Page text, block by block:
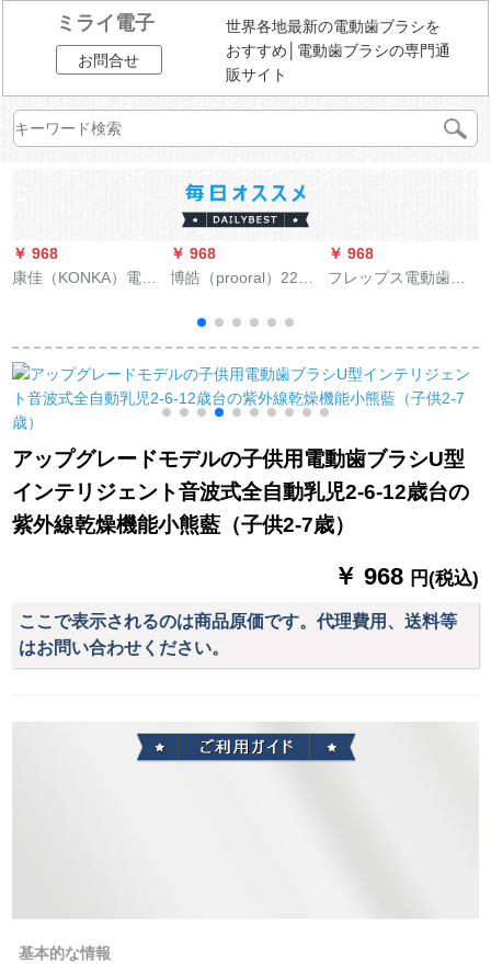
ミライ電子
お問合せ
世界各地最新の電動歯ブラシを
おすすめ│電動歯ブラシの専門通
販サイト
￥ 968
康佳（KONKA）電動
トに似合う。
￥ 968
博皓（prooral）2205
誘導充電双速双模智
控機芯成人歯ブラシ
知能カップル電動歯
ブラシ2ブラシヘッド
2915歯ブラシヘッド
（2本黒入り）
￥ 968
フレップス電動歯ブ
ンド・明るい白タイ
プの5つの歯のパター
ンHX 9302/31金ドリ
アップグレードモデルの子供用電動歯ブラシU型
インテリジェント音波式全自動乳児2-6-12歳台の
紫外線乾燥機能小熊藍（子供2-7歳）
￥ 968 円(税込)
ここで表示されるのは商品原価です。代理費用、送料等
はお問い合わせください。
基本的な情報